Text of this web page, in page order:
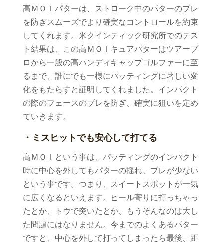
高ＭＯＩパターは、ストローク中のパターのブレ
を防ぎスムーズでより確実なコントロールを約束
してくれます。米クインティック研究所でのテス
ト結果は、この高ＭＯＩキュアパターはツアープ
ロから一般の高ハンディキャップゴルファーに至
るまで、誰にでも一様にパッティングに著しい変
化をもたらすと証明してくれました。インパクト
の際のフェースのブレを防ぎ、確実に狙いを定め
ていきます。
・ミスヒットでも安心して打てる
高ＭＯＩという事は、パッティングのインパクト
時に中心を外してもパターの揺れ、ブレが少ない
という事です。つまり、スイートスポットが一気
に広くなるといえます。ヒール寄りに打っちゃっ
たとか、トウで突いたとか、もうそんなのは大し
た問題にはなりません。今までのよくあるパター
ですと、中心を外して打ってしまったら最後、距